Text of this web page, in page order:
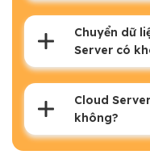
Chuyển dữ
Server có
Cloud
không?